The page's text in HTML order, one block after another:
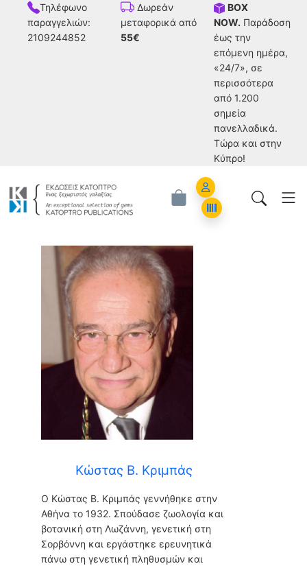
Τηλέφωνο
παραγγελιών:
2109244852
Δωρεάν
μεταφορικά από
55€
BOX
NOW. Παράδοση
έως την
επόμενη ημέρα,
«24/7», σε
περισσότερα
από 1.200
σημεία
πανελλαδικά.
Tώρα και στην
Κύπρο!
Account
Orders
Κώστας Β. Κριμπάς
Κώστας Β. Κριμπάς
O Kώστας Β. Κριμπάς γεννήθηκε στην
Αθήνα το 1932. Σπούδασε ζωολογία και
βοτανική στη Λωζάννη, γενετική στη
Σορβόννη και εργάστηκε ερευνητικά
πάνω στη γενετική πληθυσμών και